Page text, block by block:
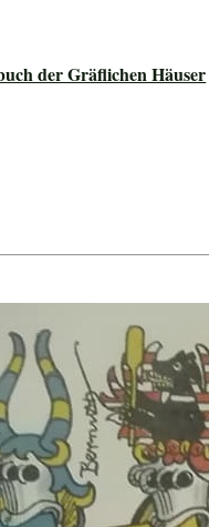
der Gräflichen Häuser